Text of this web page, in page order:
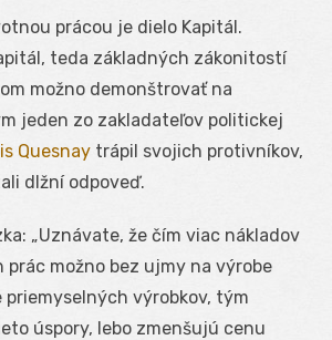
prácou je dielo Kapitál.
teda základných zákonitostí
možno demonštrovať na
jeden zo zakladateľov politickej
Quesnay trápil svojich protivníkov,
dlžní odpoveď.
„Uznávate, že čím viac nákladov
prác možno bez ujmy na výrobe
priemyselných výrobkov, tým
úspory, lebo zmenšujú cenu